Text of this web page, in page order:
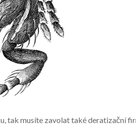
tak musíte zavolat také deratizační